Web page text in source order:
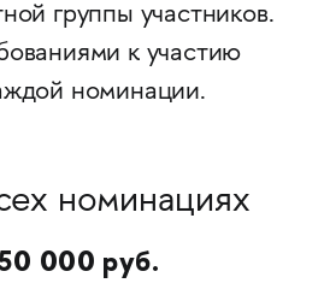
группы участников.
к участию
номинации.
номинациях
000 руб.